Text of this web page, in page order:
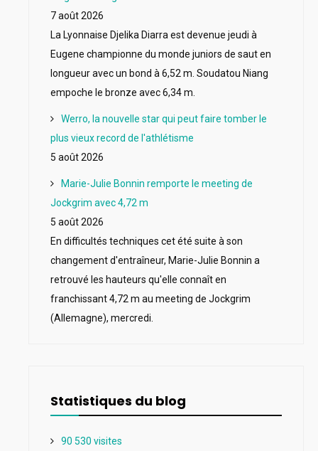
7 août 2026
La Lyonnaise Djelika Diarra est devenue jeudi à
Eugene championne du monde juniors de saut en
longueur avec un bond à 6,52 m. Soudatou Niang
empoche le bronze avec 6,34 m.
Werro, la nouvelle star qui peut faire tomber le
plus vieux record de l'athlétisme
5 août 2026
Marie-Julie Bonnin remporte le meeting de
Jockgrim avec 4,72 m
5 août 2026
En difficultés techniques cet été suite à son
changement d'entraîneur, Marie-Julie Bonnin a
retrouvé les hauteurs qu'elle connaît en
franchissant 4,72 m au meeting de Jockgrim
(Allemagne), mercredi.
Statistiques du blog
90 530 visites